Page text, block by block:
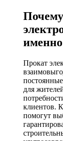
Прокат
для
клиентов.
помогут